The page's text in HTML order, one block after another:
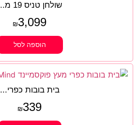
שולחן טניס 19 מ...
₪3,099
הוספה לסל
בית בובות כפרי...
₪339